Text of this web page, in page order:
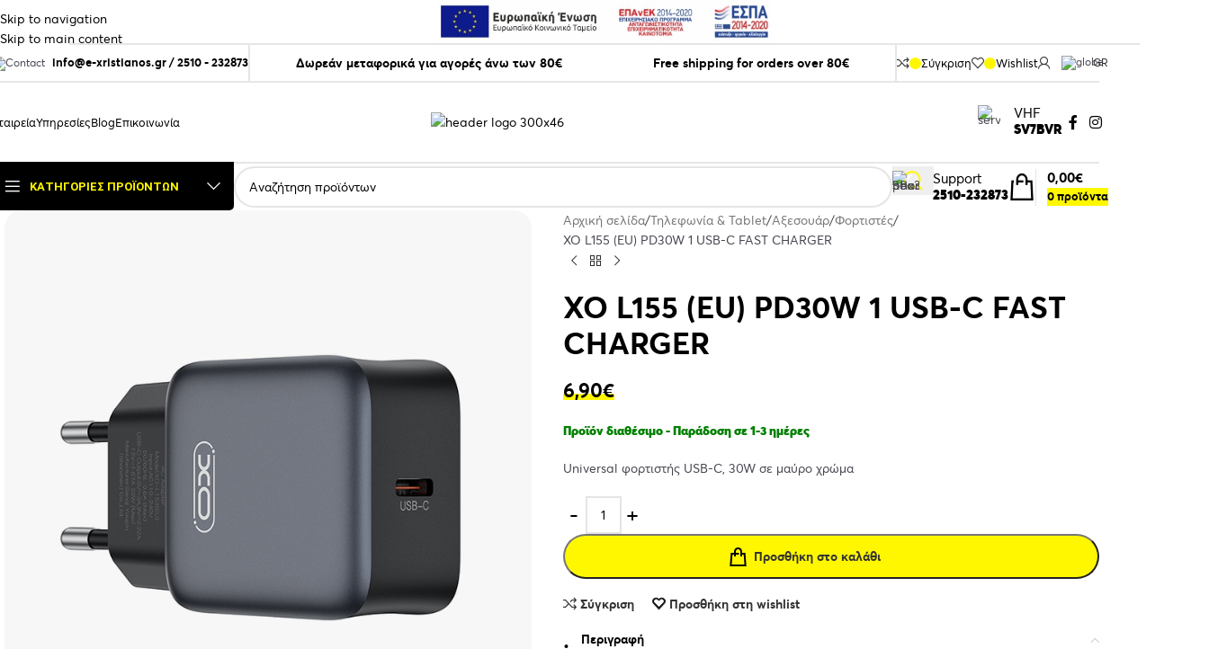
Skip to navigation
Skip to main content
info@e-xristianos.gr/2510 - 232873 Δωρεάν μεταφορικά για αγορές άνω των 80€ Free shipping for orders over 80€ Σύγκριση Wishlist GR
ΥπηρεσίεςBlogΕπικοινωνία
VHF
SV7BVR
ΚΑΤΗΓΟΡΊΕΣ ΠΡΟΪΌΝΤΩΝ
Support
2510-232873
0προϊόντα
0,00€
Αρχική σελίδα Τηλεφωνία & Tablet Αξεσουάρ Φορτιστές
XO L155 (EU) PD30W 1 USB-C FAST CHARGER
XO L155 (EU) PD30W 1 USB-C FAST
CHARGER
6,90€
Προϊόν διαθέσιμο - Παράδοση σε 1-3 ημέρες
Universal φορτιστής USB-C, 30W σε μαύρο χρώμα
Προσθήκη στο καλάθι
Σύγκριση Προσθήκη στη wishlist
Περιγραφή